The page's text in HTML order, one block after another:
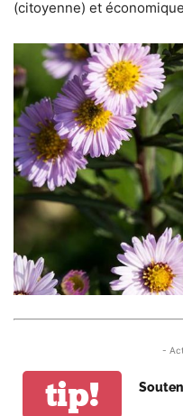
(citoyenne) et
-
tip!